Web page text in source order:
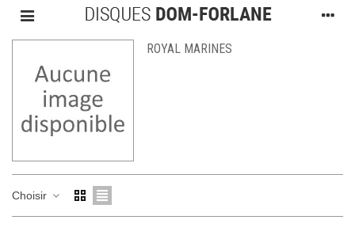
ROYAL MARINES
Choisir